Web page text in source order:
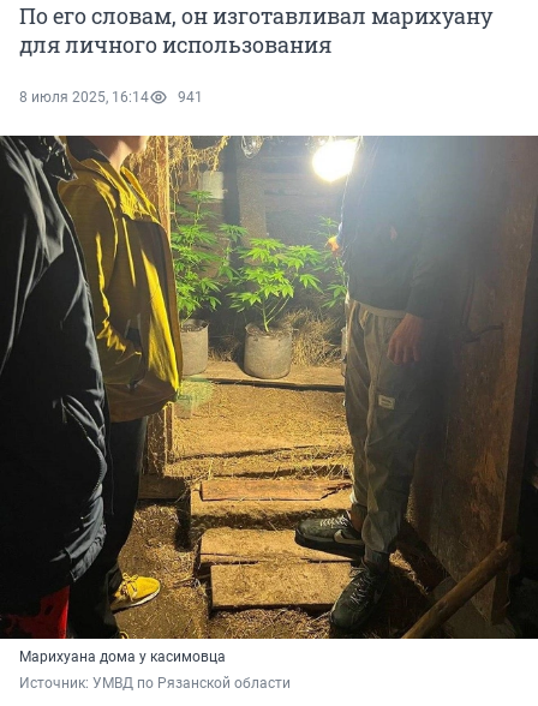
По его словам, он изготавливал марихуану
для личного использования
8 июля 2025, 16:14 941
Марихуана дома у касимовца
Источник: УМВД по Рязанской области